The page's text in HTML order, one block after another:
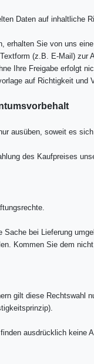
Daten auf inhaltliche
erhalten Sie von uns
(z.B. E-Mail) zur
Ihre Freigabe erfolgt
auf Richtigkeit und
ausüben, soweit es
des Kaufpreises
Sache bei Lieferung
Kommen Sie dem
gilt diese Rechtswahl
ausdrücklich keine